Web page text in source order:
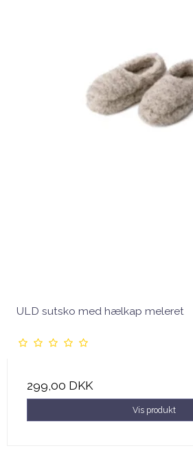
ULD sutsko med hælkap meleret
299,00 DKK
Vis produkt